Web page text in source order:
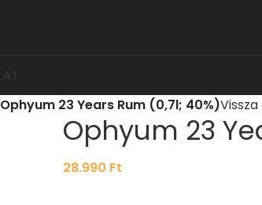
Ophyum 23 Years Rum (0,7l; 40%)
Ophyum 23
28.990 Ft